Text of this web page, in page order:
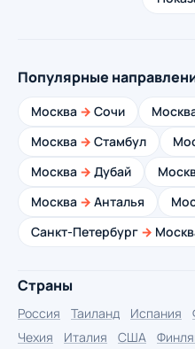
Популярные
Москва → Сочи
Москва → Стамбул
Москва → Дубай
Москва → Анталья
Санкт-Петербург →
Страны
Россия Таиланд Испания
Чехия
Италия США